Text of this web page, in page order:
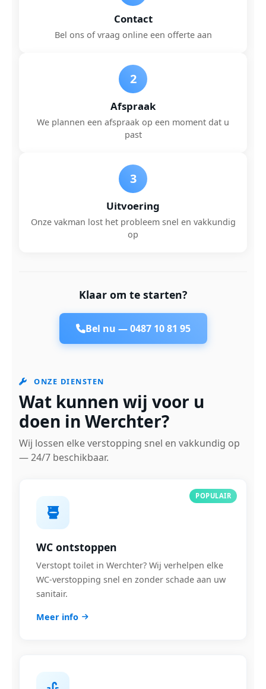
Contact
Bel ons of vraag online een offerte aan
2
Afspraak
We plannen een afspraak op een moment dat u
past
3
Uitvoering
Onze vakman lost het probleem snel en vakkundig
op
Klaar om te starten?
Bel nu —0487 10 81 95
ONZE DIENSTEN
Wat kunnen wij voor u
doen in Werchter?
Wij lossen elke verstopping snel en vakkundig op
— 24/7 beschikbaar.
POPULAIR
WC ontstoppen
Verstopt toilet in Werchter? Wij verhelpen elke
WC-verstopping snel en zonder schade aan uw
sanitair.
Meer info